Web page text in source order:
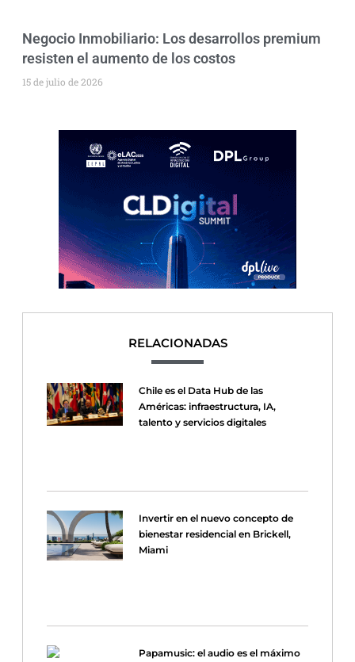
Negocio Inmobiliario: Los desarrollos premium
resisten el aumento de los costos
15 de julio de 2026
RELACIONADAS
Chile es el Data Hub de las
Américas: infraestructura, IA,
talento y servicios digitales
Invertir en el nuevo concepto de
bienestar residencial en Brickell,
Miami
Papamusic: el audio es el máximo